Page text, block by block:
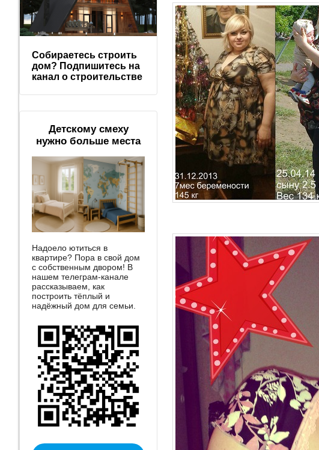
Собираетесь строить
дом? Подпишитесь на
канал о строительстве
Детскому смеху
нужно больше места
Надоело ютиться в
квартире? Пора в свой дом
с собственным двором! В
нашем телеграм-канале
рассказываем, как
построить тёплый и
надёжный дом для семьи.